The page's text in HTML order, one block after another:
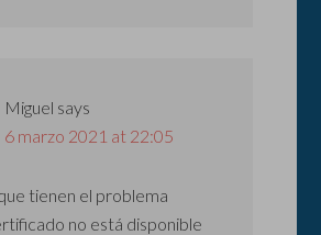
Miguel says
6 marzo 2021 at 22:05
tienen el problema
no está disponible